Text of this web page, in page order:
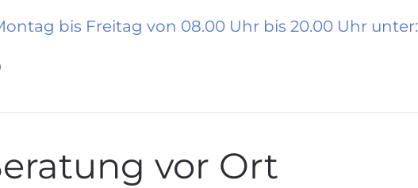
bis Freitag von 08.00 Uhr bis 20.00 Uhr unter:
vor Ort